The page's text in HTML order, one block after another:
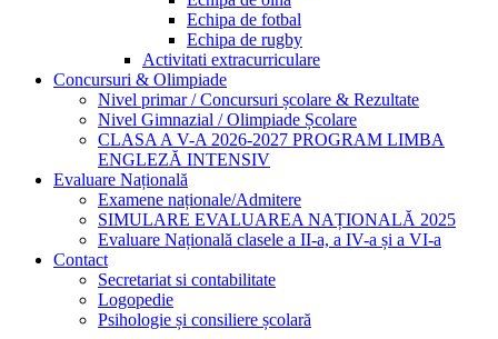
Echipa de fotbal
Echipa de rugby
Activitati extracurriculare
Concursuri & Olimpiade
Nivel primar / Concursuri școlare & Rezultate
Nivel Gimnazial / Olimpiade Școlare
CLASA A V-A 2026-2027 PROGRAM LIMBA
ENGLEZĂ INTENSIV
Evaluare Națională
Examene naționale/Admitere
SIMULARE EVALUAREA NAȚIONALĂ 2025
Evaluare Națională clasele a II-a, a IV-a și a VI-a
Contact
Secretariat si contabilitate
Logopedie
Psihologie și consiliere școlară